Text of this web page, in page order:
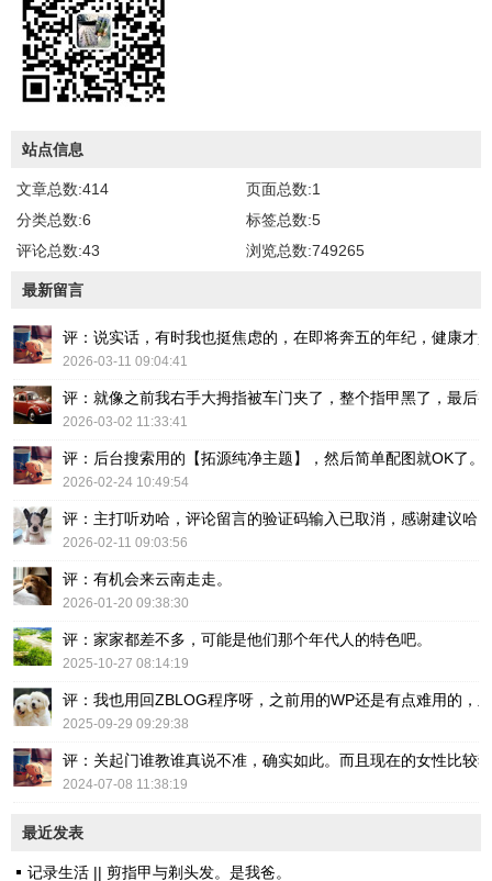
站点信息
文章总数:414
页面总数:1
分类总数:6
标签总数:5
评论总数:43
浏览总数:749265
最新留言
评：说实话，有时我也挺焦虑的，在即将奔五的年纪，健康才
2026-03-11 09:04:41
评：就像之前我右手大拇指被车门夹了，整个指甲黑了，最后
2026-03-02 11:33:41
评：后台搜索用的【拓源纯净主题】，然后简单配图就OK了。
2026-02-24 10:49:54
评：主打听劝哈，评论留言的验证码输入已取消，感谢建议哈！
2026-02-11 09:03:56
评：有机会来云南走走。
2026-01-20 09:38:30
评：家家都差不多，可能是他们那个年代人的特色吧。
2025-10-27 08:14:19
评：我也用回ZBLOG程序呀，之前用的WP还是有点难用的，
2025-09-29 09:29:38
评：关起门谁教谁真说不准，确实如此。而且现在的女性比较
2024-07-08 11:38:19
最近发表
记录生活 || 剪指甲与剃头发。是我爸。